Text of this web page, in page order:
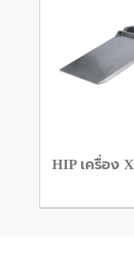
HIP เครื่อง